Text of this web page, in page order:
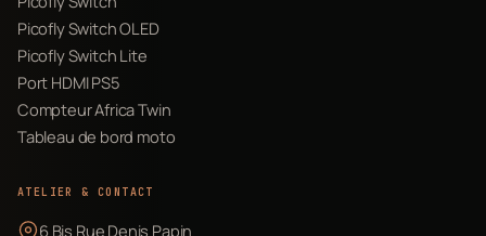
Picofly Switch OLED
Picofly Switch Lite
Port HDMI PS5
Compteur Africa Twin
Tableau de bord moto
ATELIER & CONTACT
6 Bis Rue Denis Papin